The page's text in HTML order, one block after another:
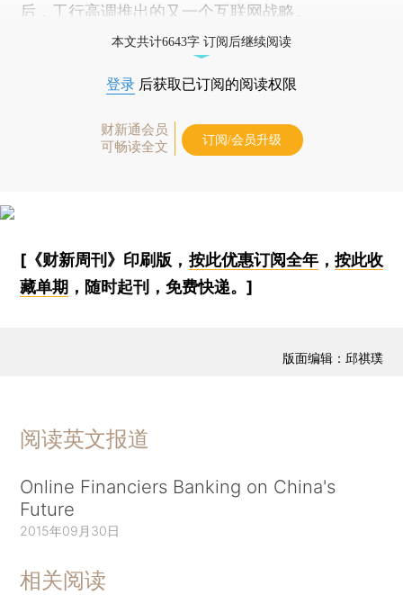
后，工行高调推出的又一个互联网战略。
本文共计6643字 订阅后继续阅读
登录 后获取已订阅的阅读权限
财新通会员
可畅读全文
订阅/会员升级
[《财新周刊》印刷版， 按此优惠订阅全年， 按此收
藏单期 ，随时起刊，免费快递。]
版面编辑：邱祺璞
阅读英文报道
Online Financiers Banking on China's
Future
2015年09月30日
相关阅读